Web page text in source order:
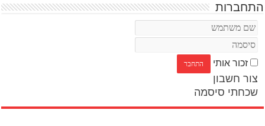
התחברות
זכור אותי
צור חשבון
שכחתי סיסמה